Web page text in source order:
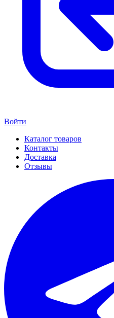
Войти
Каталог товаров
Контакты
Доставка
Отзывы